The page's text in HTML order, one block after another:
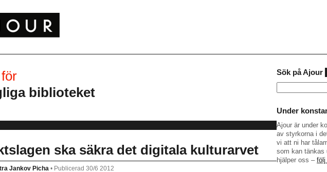
biblioteket
ska säkra det digitala kulturarvet
Jankov Picha • Publicerad 30/6 2012
Sök på Ajour
efter:
Under
Ajour är under
av styrkorna i
vi att ni har
som kan tänkas
hjälper oss – följ